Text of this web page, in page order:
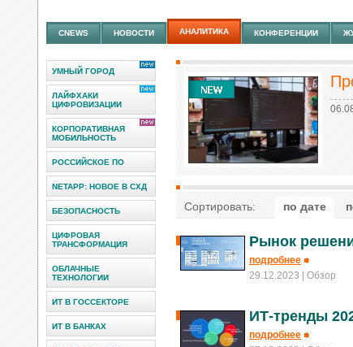
CNEWS НОВОСТИ АНАЛИТИКА КОНФЕРЕНЦИИ
Сортировать: по дате
Рынок
подробнее
29.12.2023
| Обзор
ИТ-тренды
подробнее
УМНЫЙ ГОРОД
ЛАЙФХАКИ
ЦИФРОВИЗАЦИИ
КОРПОРАТИВНАЯ
МОБИЛЬНОСТЬ
РОССИЙСКОЕ ПО
NETAPP: НОВОЕ В СХД
БЕЗОПАСНОСТЬ
ЦИФРОВАЯ
ТРАНСФОРМАЦИЯ
ОБЛАЧНЫЕ
ТЕХНОЛОГИИ
ИТ В ГОССЕКТОРЕ
ИТ В БАНКАХ